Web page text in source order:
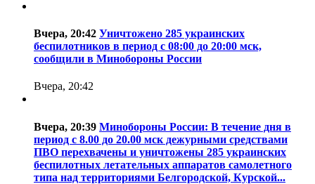
Вчера, 20:42 Уничтожено 285 украинских
беспилотников в период с 08:00 до 20:00 мск,
сообщили в Минобороны России
Вчера, 20:42
Вчера, 20:39 Минобороны России: В течение дня в
период с 8.00 до 20.00 мск дежурными средствами
ПВО перехвачены и уничтожены 285 украинских
беспилотных летательных аппаратов самолетного
типа над территориями Белгородской, Курской...